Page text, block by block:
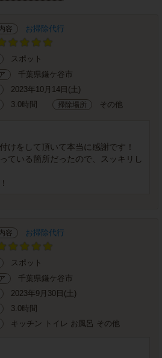
容 お掃除代行
スポット
千葉県鎌ケ谷市
2023年10月14日(土)
3.0時間 掃除場所 その他
けをして頂いて本当に感謝です！
ている箇所だったので、スッキリし
容 お掃除代行
スポット
千葉県鎌ケ谷市
2023年9月30日(土)
3.0時間
キッチン トイレ お風呂 その他